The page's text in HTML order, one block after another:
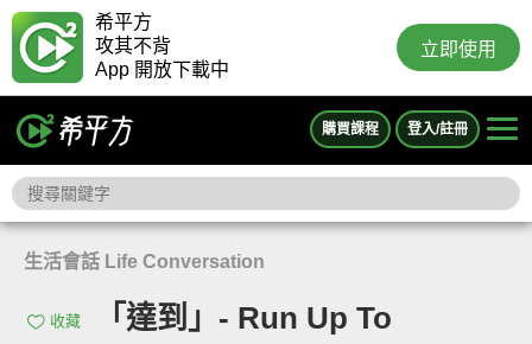
希平方
攻其不背
App 開放下載中
立即使用
購買課程 登入/註冊
生活會話 Life Conversation
收藏 「達到」- Run Up To